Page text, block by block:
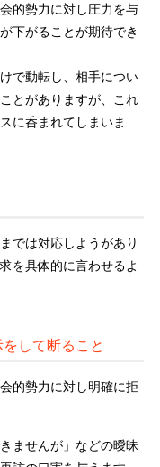
的勢力に対し圧力を与
下がることが期待でき
で動転し、相手につい
とがありますが、これ
に呑まれてしまいま
では対応しようがあり
を具体的に言わせるよ
して断ること
的勢力に対し明確に拒
ませんが」などの曖昧